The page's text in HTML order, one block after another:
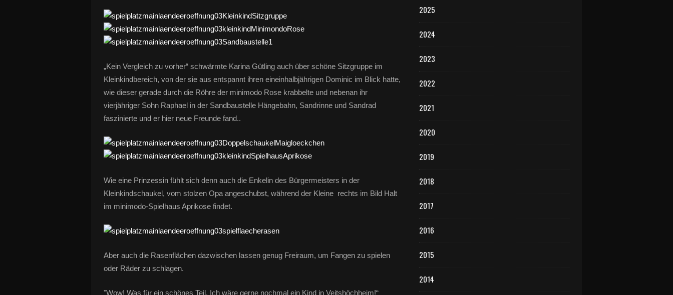
„Kein Vergleich zu vorher“ schwärmte Karina Gütling auch über schöne Sitzgruppe im
Kleinkindbereich, von der sie aus entspannt ihren eineinhalbjährigen Dominic im Blick hatte,
wie dieser gerade durch die Röhre der minimodo Rose krabbelte und nebenan ihr
vierjähriger Sohn Raphael in der Sandbaustelle Hängebahn, Sandrinne und Sandrad
faszinierte und er hier neue Freunde fand..
Wie eine Prinzessin fühlt sich denn auch die Enkelin des Bürgermeisters in der
Kleinkindschaukel, vom stolzen Opa angeschubst, während der Kleine rechts im Bild Halt
im minimodo-Spielhaus Aprikose findet.
Aber auch die Rasenflächen dazwischen lassen genug Freiraum, um Fangen zu spielen
oder Räder zu schlagen.
"Wow! Was für ein schönes Teil. Ich wäre gerne nochmal ein Kind in Veitshöchheim!“
2025
2024
2023
2022
2021
2020
2019
2018
2017
2016
2015
2014